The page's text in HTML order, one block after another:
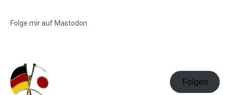
Folge mir auf Mastodon
Folgen